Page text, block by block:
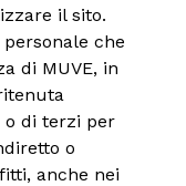
il sito.
che
di MUVE, in
o di terzi per
o
anche nei